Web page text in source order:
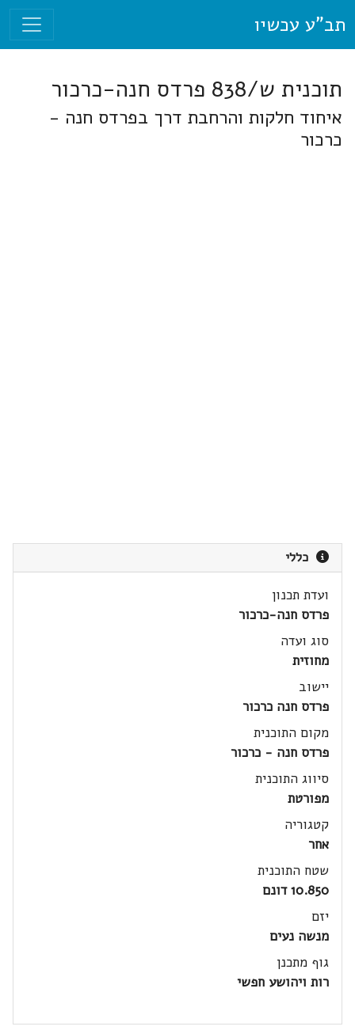
תב"ע עכשיו
תוכנית ש/838 פרדס חנה-כרכור
איחוד חלקות והרחבת דרך בפרדס חנה -
כרכור
כללי
ועדת תכנון
פרדס חנה-כרכור
סוג ועדה
מחוזית
יישוב
פרדס חנה כרכור
מקום התוכנית
פרדס חנה - כרכור
סיווג התוכנית
מפורטת
קטגוריה
אחר
שטח התוכנית
10.850 דונם
יזם
מנשה נעים
גוף מתכנן
רות ויהושע חפשי